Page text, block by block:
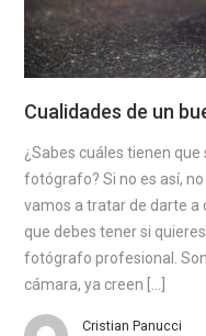
Cualidades de un
¿Sabes cuáles tienen
fotógrafo? Si no es así,
vamos a tratar de darte a
que debes tener si
fotógrafo profesional.
cámara, ya creen […]
Cristian Panucci